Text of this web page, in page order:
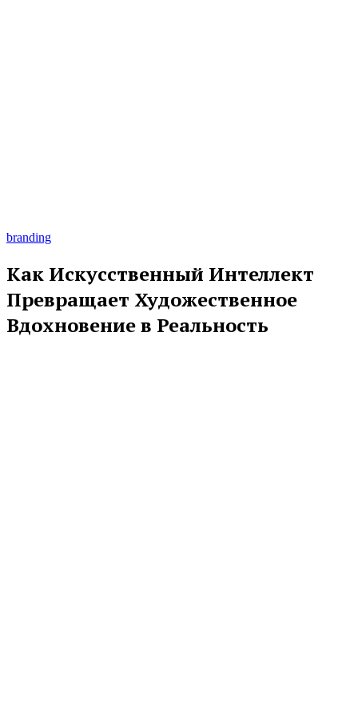
branding
Как Искусственный Интеллект
Превращает Художественное
Вдохновение в Реальность